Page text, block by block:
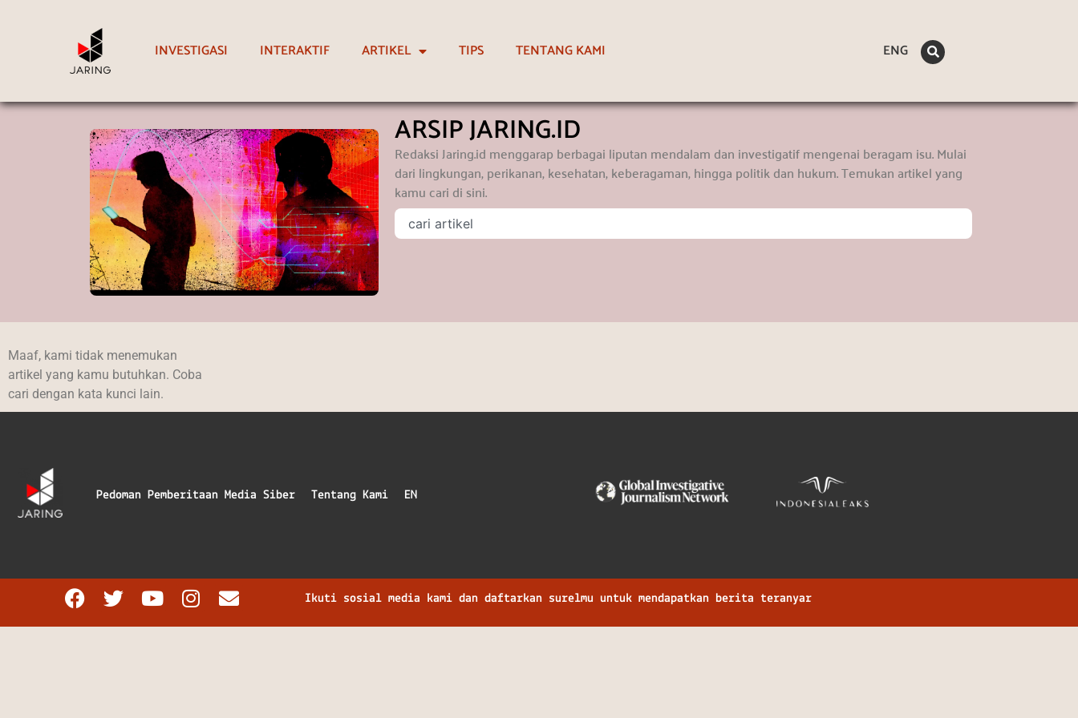
INVESTIGASI INTERAKTIF ARTIKEL TIPS TENTANG KAMI ENG
ARSIP JARING.ID
Redaksi Jaring.id menggarap berbagai liputan mendalam dan investigatif mengenai beragam isu. Mulai
dari lingkungan, perikanan, kesehatan, keberagaman, hingga politik dan hukum. Temukan artikel yang
kamu cari di sini.
Maaf, kami tidak menemukan
artikel yang kamu butuhkan. Coba
cari dengan kata kunci lain.
Pedoman Pemberitaan Media Siber Tentang Kami EN
Ikuti sosial media kami dan daftarkan surelmu untuk mendapatkan berita teranyar